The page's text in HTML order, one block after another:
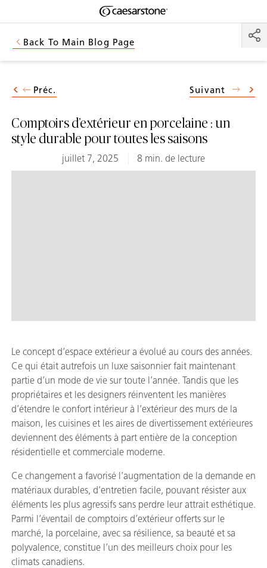
Shaped
by Nature
Back To Main Blog Page
Comptoirs d’extérieur en porcelaine : un
style durable pour toutes les saisons
juillet 7, 2025 8 min. de lecture
Préc. Suivant
Le concept d’espace extérieur a évolué au cours des années.
Ce qui était autrefois un luxe saisonnier fait maintenant
partie d’un mode de vie sur toute l’année. Tandis que les
propriétaires et les designers réinventent les manières
d’étendre le confort intérieur à l’extérieur des murs de la
maison, les cuisines et les aires de divertissement extérieures
deviennent des éléments à part entière de la conception
résidentielle et commerciale moderne.
Ce changement a favorisé l’augmentation de la demande en
matériaux durables, d’entretien facile, pouvant résister aux
éléments les plus agressifs sans perdre leur attrait esthétique.
Parmi l’éventail de comptoirs d’extérieur offerts sur le
marché, la porcelaine, avec sa résilience, sa beauté et sa
polyvalence, constitue l’un des meilleurs choix pour les
climats canadiens.